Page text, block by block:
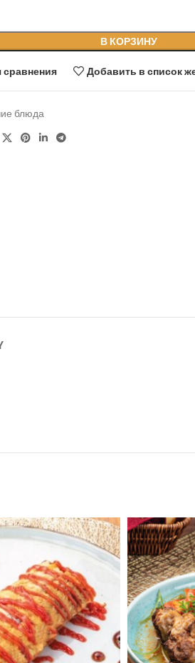
В КОРЗИНУ
Добавить в список
блюда